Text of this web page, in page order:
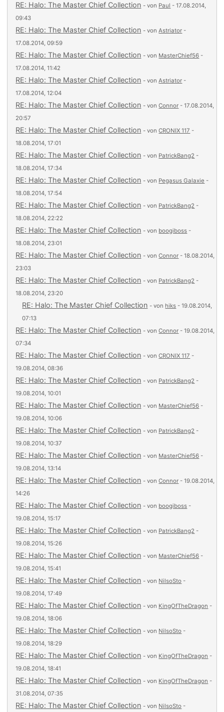
RE: Halo: The Master Chief Collection - von Paul - 17.08.2014,
09:43
RE: Halo: The Master Chief Collection - vonAstriator -
17.08.2014, 09:59
RE: Halo: The Master Chief Collection - von MasterChief56 -
17.08.2014, 11:42
RE: Halo: The Master Chief Collection - vonAstriator -
17.08.2014, 12:04
RE: Halo: The Master Chief Collection - vonConnor - 17.08.2014,
20:57
RE: Halo: The Master Chief Collection - vonCRONIX 117 -
18.08.2014, 17:01
RE: Halo: The Master Chief Collection - von PatrickBang2 -
18.08.2014, 17:34
RE: Halo: The Master Chief Collection - von Pegasus Galaxie -
18.08.2014, 17:54
RE: Halo: The Master Chief Collection - von PatrickBang2 -
18.08.2014, 22:22
RE: Halo: The Master Chief Collection - von boogiboss -
18.08.2014, 23:01
RE: Halo: The Master Chief Collection - vonConnor - 18.08.2014,
23:03
RE: Halo: The Master Chief Collection - von PatrickBang2 -
18.08.2014, 23:20
RE: Halo: The Master Chief Collection - von hiks - 19.08.2014,
07:13
RE: Halo: The Master Chief Collection - vonConnor - 19.08.2014,
07:34
RE: Halo: The Master Chief Collection - vonCRONIX 117 -
19.08.2014, 08:36
RE: Halo: The Master Chief Collection - von PatrickBang2 -
19.08.2014, 10:01
RE: Halo: The Master Chief Collection - von MasterChief56 -
19.08.2014, 10:06
RE: Halo: The Master Chief Collection - von PatrickBang2 -
19.08.2014, 10:37
RE: Halo: The Master Chief Collection - von MasterChief56 -
19.08.2014, 13:14
RE: Halo: The Master Chief Collection - vonConnor - 19.08.2014,
14:26
RE: Halo: The Master Chief Collection - von boogiboss -
19.08.2014, 15:17
RE: Halo: The Master Chief Collection - von PatrickBang2 -
19.08.2014, 15:26
RE: Halo: The Master Chief Collection - von MasterChief56 -
19.08.2014, 15:41
RE: Halo: The Master Chief Collection - von NilsoSto -
19.08.2014, 17:49
RE: Halo: The Master Chief Collection - von KingOfTheDragon -
19.08.2014, 18:06
RE: Halo: The Master Chief Collection - von NilsoSto -
19.08.2014, 18:29
RE: Halo: The Master Chief Collection - von KingOfTheDragon -
19.08.2014, 18:41
RE: Halo: The Master Chief Collection - von KingOfTheDragon -
31.08.2014, 07:35
RE: Halo: The Master Chief Collection - von NilsoSto -